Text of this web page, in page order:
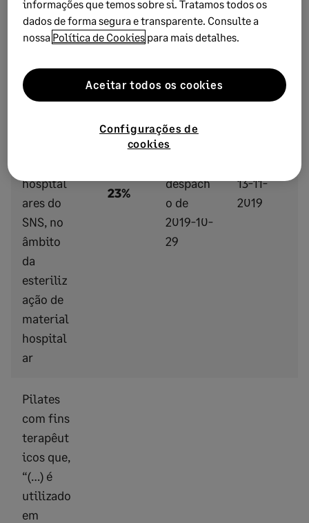
Prestaçõ
serviços,
efetuada
s a
hospital
ares do
SNS, no
âmbito
da
esteriliz
ação de
material
hospital
ar
23%
nº 15706,
despach
o de
2019-10-
29
13-11-
2019
Pilates
com fins
terapêut
icos que,
“(…) é
utilizado
em
informações que temos sobre si. Tratamos todos os
dados de forma segura e transparente. Consulte a
nossa Política de Cookies para mais detalhes.
Configurações de
cookies
Aceitar todos os cookies